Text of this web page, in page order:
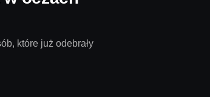
które już odebrały